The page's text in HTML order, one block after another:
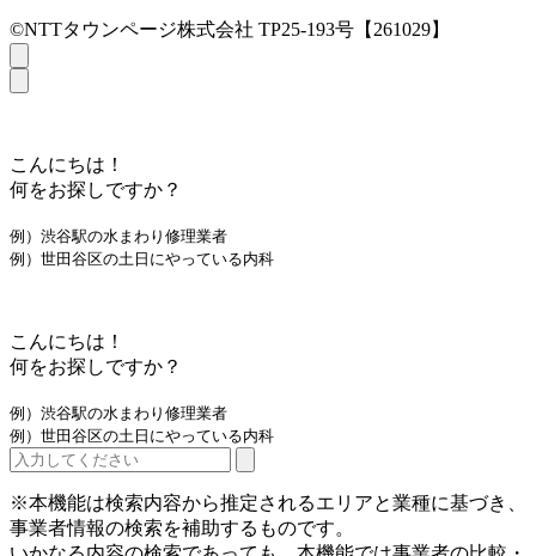
©NTTタウンページ株式会社 TP25-193号【261029】
こんにちは！
何をお探しですか？
例）渋谷駅の水まわり修理業者
例）世田谷区の土日にやっている内科
こんにちは！
何をお探しですか？
例）渋谷駅の水まわり修理業者
例）世田谷区の土日にやっている内科
※本機能は検索内容から推定されるエリアと業種に基づき、
事業者情報の検索を補助するものです。